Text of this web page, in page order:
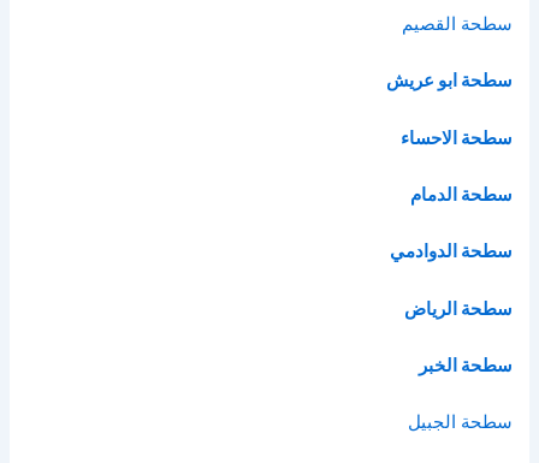
سطحة القصيم
سطحة ابو عريش
سطحة الاحساء
سطحة الدمام
سطحة الدوادمي
سطحة الرياض
سطحة الخبر
سطحة الجبيل